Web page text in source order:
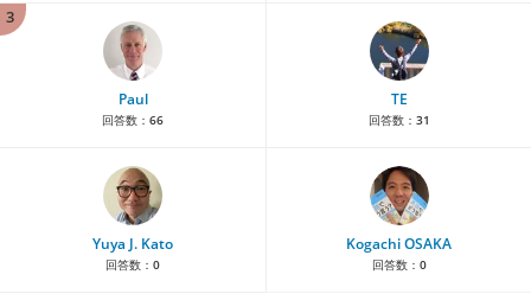
3
Paul
回答数： 66
TE
回答数： 31
Yuya J. Kato
回答数： 0
Kogachi OSAKA
回答数： 0